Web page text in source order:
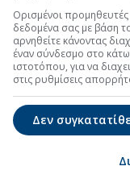
μετοχές έναντι 6
Κυρίου Αναδόχου
ιδίων μετοχών
Ορισμένοι
δεδομένα σας με βάση
αρνηθείτε κάνοντας
έναν σύνδεσμο στο
ιστοτόπου, για να
στις ρυθμίσεις
Δεν